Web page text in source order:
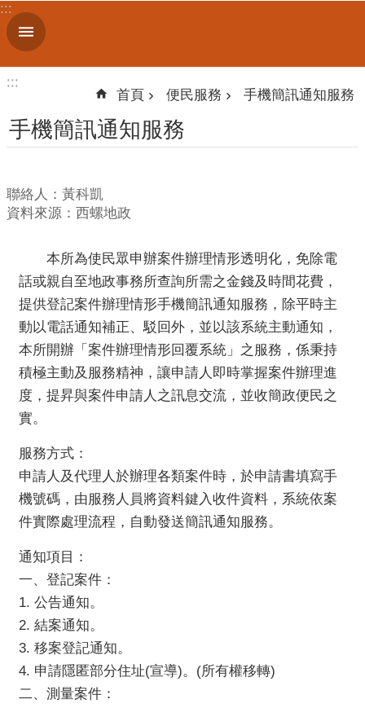
跳到主要內容區塊
進
階
識
我
們
息
公
告
線
上
服
務
民
服
務
公
資
訊
業
務
專
區
民
:::
:::
:::
首頁 便民服務 手機簡訊通知服務
手機簡訊通知服務
聯絡人：黃科凱
資料來源：西螺地政
本所為使民眾申辦案件辦理情形透明化，免除電
話或親自至地政事務所查詢所需之金錢及時間花費，
提供登記案件辦理情形手機簡訊通知服務，除平時主
動以電話通知補正、駁回外，並以該系統主動通知，
本所開辦「案件辦理情形回覆系統」之服務，係秉持
積極主動及服務精神，讓申請人即時掌握案件辦理進
度，提昇與案件申請人之訊息交流，並收簡政便民之
實。
服務方式：
申請人及代理人於辦理各類案件時，於申請書填寫手
機號碼，由服務人員將資料鍵入收件資料，系統依案
件實際處理流程，自動發送簡訊通知服務。
通知項目：
一、登記案件：
1. 公告通知。
2. 結案通知。
3. 移案登記通知。
4. 申請隱匿部分住址(宣導)。(所有權移轉)
二、測量案件：